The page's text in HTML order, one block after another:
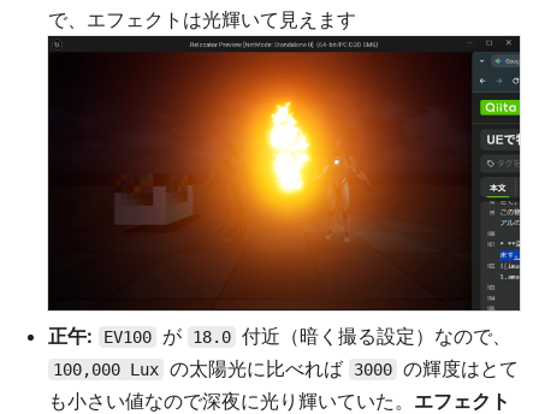
で、エフェクトは光輝いて見えます
正午: EV100 が 18.0 付近（暗く撮る設定）なので、
100,000 Lux の太陽光に比べれば 3000 の輝度はとて
も小さい値なので深夜に光り輝いていた。 エフェクト